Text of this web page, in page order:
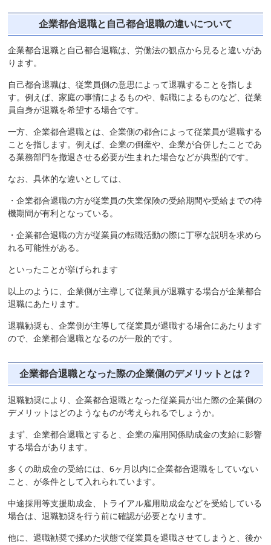
企業都合退職と自己都合退職の違いについて
企業都合退職と自己都合退職は、労働法の観点から見ると違いがあ
ります。
自己都合退職は、従業員側の意思によって退職することを指しま
す。例えば、家庭の事情によるものや、転職によるものなど、従業
員自身が退職を希望する場合です。
一方、企業都合退職とは、企業側の都合によって従業員が退職する
ことを指します。例えば、企業の倒産や、企業が合併したことであ
る業務部門を撤退させる必要が生まれた場合などが典型的です。
なお、具体的な違いとしては、
・企業都合退職の方が従業員の失業保険の受給期間や受給までの待
機期間が有利となっている。
・企業都合退職の方が従業員の転職活動の際に丁寧な説明を求めら
れる可能性がある。
といったことが挙げられます
以上のように、企業側が主導して従業員が退職する場合が企業都合
退職にあたります。
退職勧奨も、企業側が主導して従業員が退職する場合にあたります
ので、企業都合退職となるのが一般的です。
企業都合退職となった際の企業側のデメリットとは？
退職勧奨により、企業都合退職となった従業員が出た際の企業側の
デメリットはどのようなものが考えられるでしょうか。
まず、企業都合退職とすると、企業の雇用関係助成金の支給に影響
する場合があります。
多くの助成金の受給には、6ヶ月以内に企業都合退職をしていない
こと、が条件として入れられています。
中途採用等支援助成金、トライアル雇用助成金などを受給している
場合は、退職勧奨を行う前に確認が必要となります。
他に、退職勧奨で揉めた状態で従業員を退職させてしまうと、後か